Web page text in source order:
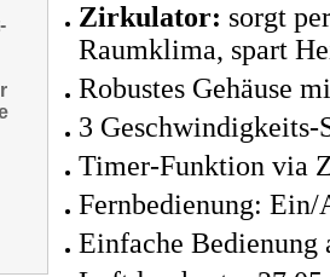
Zirkulator: sorgt
Raumklima, spart
Robustes Gehäuse
3 Geschwindigkeits-
Timer-Funktion via
Fernbedienung:
Einfache Bedienung